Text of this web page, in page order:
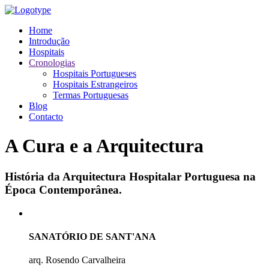
Home
Introdução
Hospitais
Cronologias
Hospitais Portugueses
Hospitais Estrangeiros
Termas Portuguesas
Blog
Contacto
A Cura e a Arquitectura
História da Arquitectura Hospitalar Portuguesa na
Época Contemporânea.
SANATÓRIO DE SANT'ANA
arq. Rosendo Carvalheira